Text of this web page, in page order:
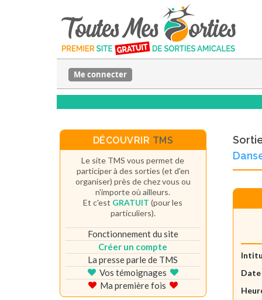
Me connecter
Date
DÉCOUVRIR TMS
Le site TMS vous permet de
participer à des sorties (et d'en
organiser) près de chez vous ou
n'importe où ailleurs.
Et c'est GRATUIT (pour les
particuliers).
Fonctionnement du site
Créer un compte
La presse parle de TMS
Vos témoignages
Ma première fois